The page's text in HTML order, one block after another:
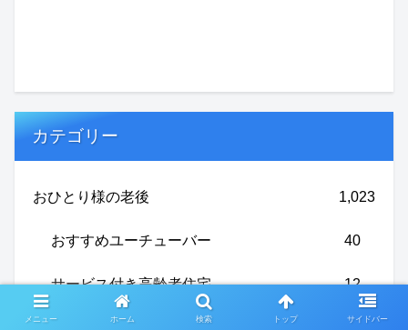
カテゴリー
おひとり様の老後 1,023
おすすめユーチューバー 40
サービス付き高齢者住宅 12
メニュー ホーム 検索 トップ サイドバー